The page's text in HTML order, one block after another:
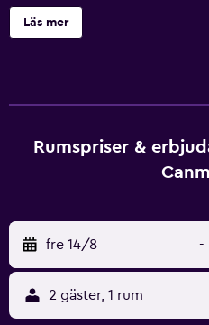
bar/lounge och en bastu.
luftkonditionerade rum med
toalettartiklar och hårtorkar.
erbjuder sina gäster gratis
inomhuspool, en
området. Här finns även
under 16 år får endast vistas i
Fritidsaktiviteterna nedan
plats eller i närheten. Avgifter
Läs mer
Rumspriser &
fre 14/8 -
2 gäster, 1 rum